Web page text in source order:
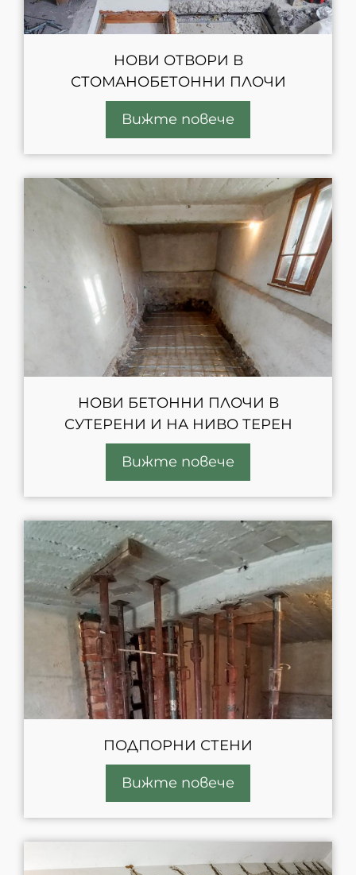
НОВИ ОТВОРИ В
СТОМАНОБЕТОННИ ПЛОЧИ
Вижте повече
НОВИ БЕТОННИ ПЛОЧИ В
СУТЕРЕНИ И НА НИВО ТЕРЕН
Вижте повече
ПОДПОРНИ СТЕНИ
Вижте повече